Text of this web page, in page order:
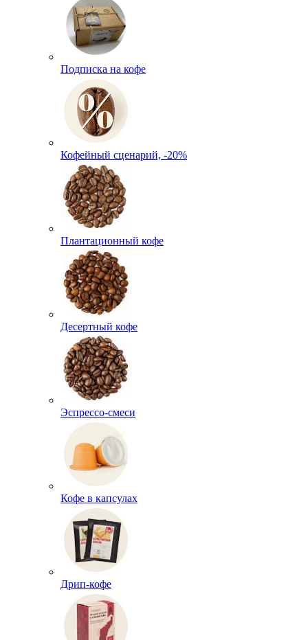
Подписка на кофе
Кофейный сценарий, -20%
Плантационный кофе
Десертный кофе
Эспрессо-смеси
Кофе в капсулах
Дрип-кофе